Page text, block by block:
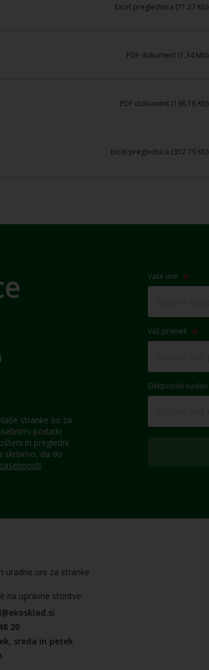
Excel preglednica (71.27 Kb)
PDF dokument (1.34 Mb)
PDF dokument (198.18 Kb)
Excel preglednica (352.79 Kb)
stranke so za
podatki
in pregledni
skrbimo, da do
.
Vaše ime
Vaš priimek
Elektronski naslov
uradne ure za stranke
na upravne storitve:
20
sreda in petek